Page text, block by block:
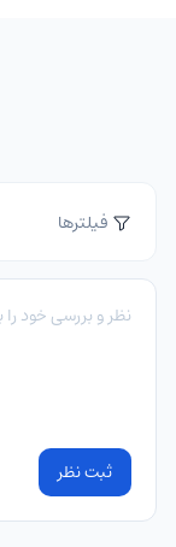
فیلترها
ثبت نظر